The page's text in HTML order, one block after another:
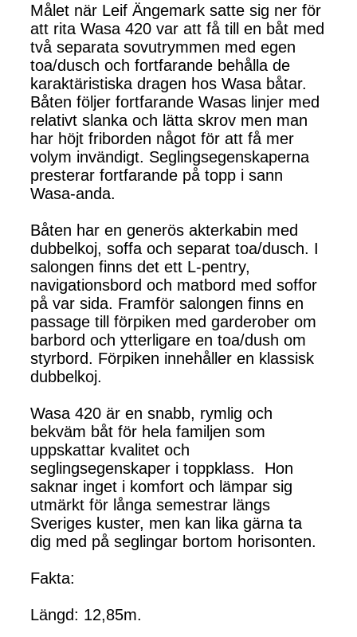
Målet när Leif Ängemark satte sig ner för
att rita Wasa 420 var att få till en båt med
två separata sovutrymmen med egen
toa/dusch och fortfarande behålla de
karaktäristiska dragen hos Wasa båtar.
Båten följer fortfarande Wasas linjer med
relativt slanka och lätta skrov men man
har höjt friborden något för att få mer
volym invändigt. Seglingsegenskaperna
presterar fortfarande på topp i sann
Wasa-anda.
Båten har en generös akterkabin med
dubbelkoj, soffa och separat toa/dusch. I
salongen finns det ett L-pentry,
navigationsbord och matbord med soffor
på var sida. Framför salongen finns en
passage till förpiken med garderober om
barbord och ytterligare en toa/dush om
styrbord. Förpiken innehåller en klassisk
dubbelkoj.
Wasa 420 är en snabb, rymlig och
bekväm båt för hela familjen som
uppskattar kvalitet och
seglingsegenskaper i toppklass. Hon
saknar inget i komfort och lämpar sig
utmärkt för långa semestrar längs
Sveriges kuster, men kan lika gärna ta
dig med på seglingar bortom horisonten.
Fakta:
Längd: 12,85m.